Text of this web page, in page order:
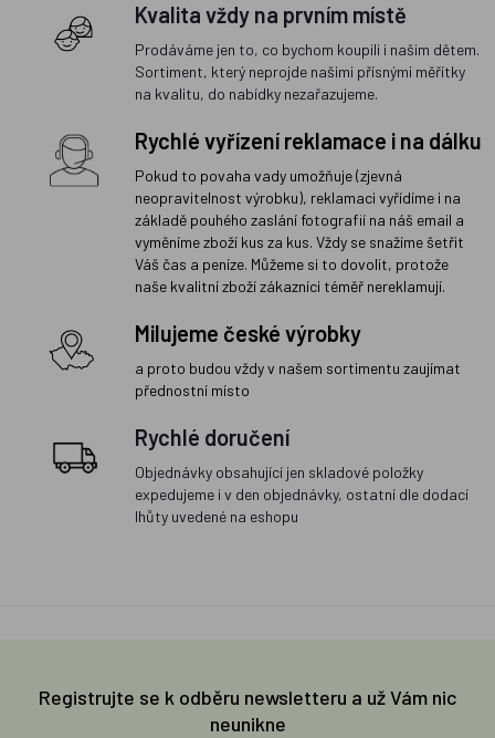
Kvalita vždy na prvním místě
Prodáváme jen to, co bychom koupili i našim dětem.
Sortiment, který neprojde našimi přísnými měřítky
na kvalitu, do nabídky nezařazujeme.
Rychlé vyřízení reklamace i na dálku
Pokud to povaha vady umožňuje (zjevná
neopravitelnost výrobku), reklamaci vyřídíme i na
základě pouhého zaslání fotografií na náš email a
vyměníme zboží kus za kus. Vždy se snažíme šetřit
Váš čas a peníze. Můžeme si to dovolit, protože
naše kvalitní zboží zákazníci téměř nereklamují.
Milujeme české výrobky
a proto budou vždy v našem sortimentu zaujímat
přednostní místo
Rychlé doručení
Objednávky obsahující jen skladové položky
expedujeme i v den objednávky, ostatní dle dodací
lhůty uvedené na eshopu
Registrujte se k odběru newsletteru a už Vám nic
neunikne